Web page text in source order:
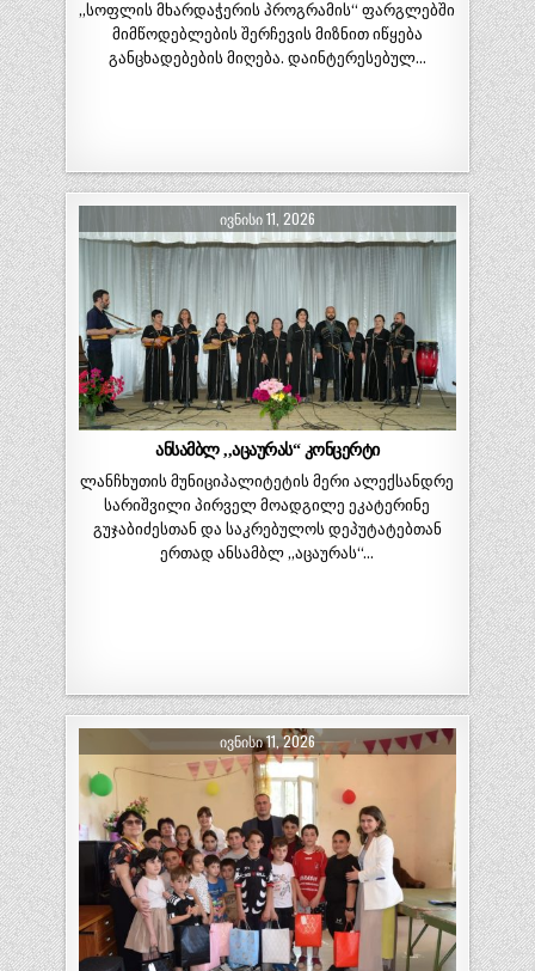
„სოფლის მხარდაჭერის პროგრამის“ ფარგლებში
მიმწოდებლების შერჩევის მიზნით იწყება
განცხადებების მიღება. დაინტერესებულ…
ᲘᲕᲜᲘᲡᲘ 11, 2026
ანსამბლ ,,აცაურას“ კონცერტი
ლანჩხუთის მუნიციპალიტეტის მერი ალექსანდრე
სარიშვილი პირველ მოადგილე ეკატერინე
გუჯაბიძესთან და საკრებულოს დეპუტატებთან
ერთად ანსამბლ ,,აცაურას“…
ᲘᲕᲜᲘᲡᲘ 11, 2026